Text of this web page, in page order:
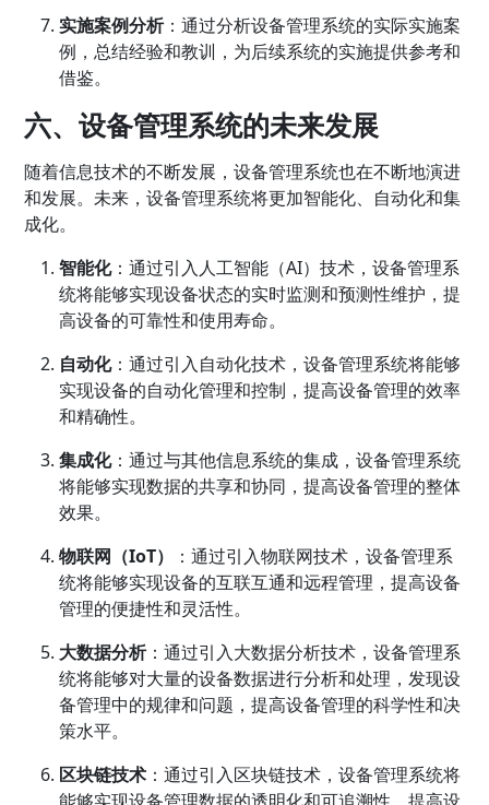
实施案例分析：通过分析设备管理系统的实际实施案
例，总结经验和教训，为后续系统的实施提供参考和
借鉴。
六、设备管理系统的未来发展
随着信息技术的不断发展，设备管理系统也在不断地演进
和发展。未来，设备管理系统将更加智能化、自动化和集
成化。
智能化：通过引入人工智能（AI）技术，设备管理系
统将能够实现设备状态的实时监测和预测性维护，提
高设备的可靠性和使用寿命。
自动化：通过引入自动化技术，设备管理系统将能够
实现设备的自动化管理和控制，提高设备管理的效率
和精确性。
集成化：通过与其他信息系统的集成，设备管理系统
将能够实现数据的共享和协同，提高设备管理的整体
效果。
物联网（IoT）
：通过引入物联网技术，设备管理系
统将能够实现设备的互联互通和远程管理，提高设备
管理的便捷性和灵活性。
大数据分析：通过引入大数据分析技术，设备管理系
统将能够对大量的设备数据进行分析和处理，发现设
备管理中的规律和问题，提高设备管理的科学性和决
策水平。
区块链技术 ：通过引入区块链技术，设备管理系统将